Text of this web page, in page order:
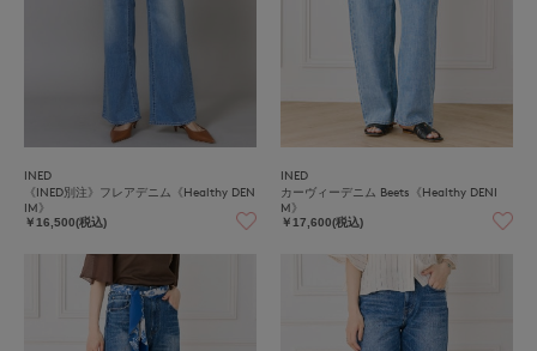
INED
《INED別注》フレアデニム《Healthy DEN
IM》
￥16,500(税込)
INED
カーヴィーデニム Beets《Healthy DENI
M》
￥17,600(税込)